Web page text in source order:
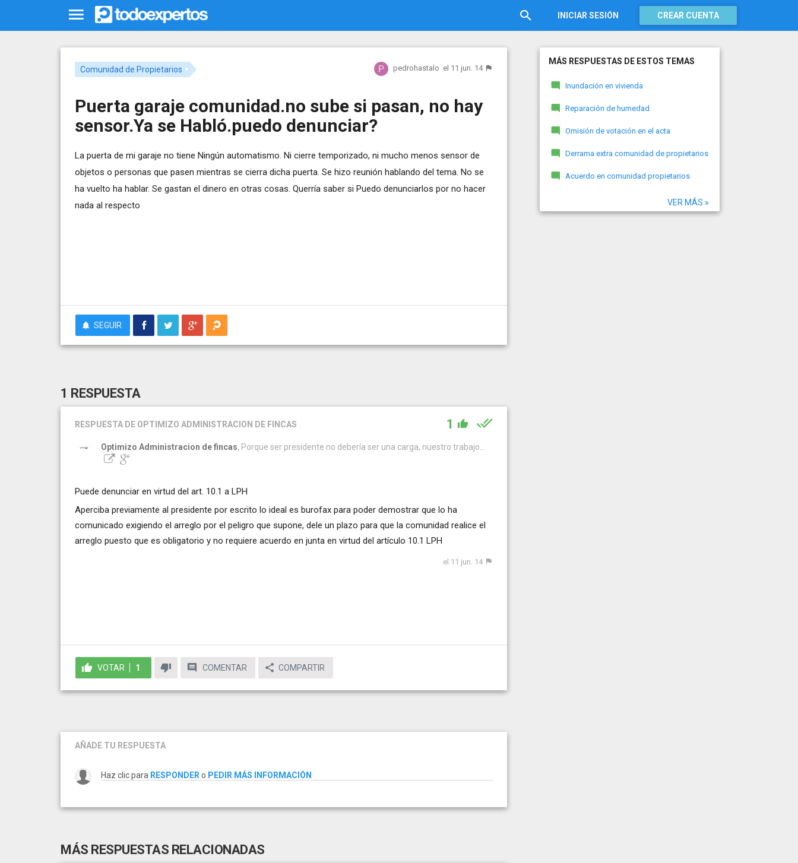
INICIAR SESIÓN CREAR CUENTA
Comunidad de Propietarios pedrohastalo el 11 jun. 14
Puerta garaje comunidad.no sube si pasan, no hay
sensor.Ya se Habló.puedo denunciar?
La puerta de mi garaje no tiene Ningún automatismo. Ni cierre temporizado, ni mucho menos sensor de
objetos o personas que pasen mientras se cierra dicha puerta. Se hizo reunión hablando del tema. No se
ha vuelto ha hablar. Se gastan el dinero en otras cosas. Querría saber si Puedo denunciarlos por no hacer
nada al respecto
SEGUIR
1 RESPUESTA
RESPUESTA DE OPTIMIZO ADMINISTRACION DE FINCAS 1
Optimizo Administracion de fincas, Porque ser presidente no debería ser una carga, nuestro trabajo...
Puede denunciar en virtud del art. 10.1 a LPH
Aperciba previamente al presidente por escrito lo ideal es burofax para poder demostrar que lo ha
comunicado exigiendo el arreglo por el peligro que supone, dele un plazo para que la comunidad realice el
arreglo puesto que es obligatorio y no requiere acuerdo en junta en virtud del artículo 10.1 LPH
el 11 jun. 14
VOTAR 1 COMENTAR COMPARTIR
AÑADE TU RESPUESTA
Haz clic para RESPONDER o PEDIR MÁS INFORMACIÓN
MÁS RESPUESTAS RELACIONADAS
MÁS RESPUESTAS DE ESTOS TEMAS
Inundación en vivienda
Reparación de humedad
Omisión de votación en el acta
Derrama extra comunidad de propietarios
Acuerdo en comunidad propietarios
VER MÁS »